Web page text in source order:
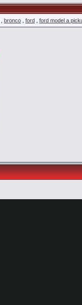
bronco ford ford model a